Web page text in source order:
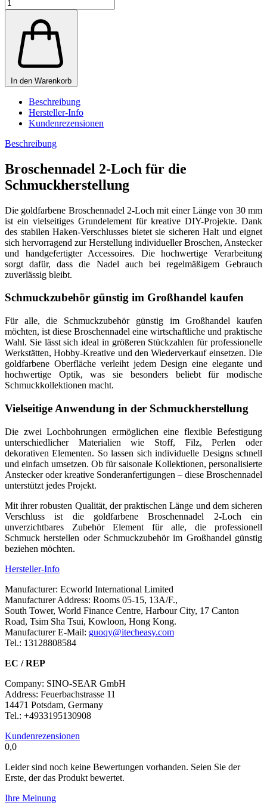
In den Warenkorb
Beschreibung
Hersteller-Info
Kundenrezensionen
Beschreibung
Broschennadel 2-Loch für die
Schmuckherstellung
Die goldfarbene Broschennadel 2-Loch mit einer Länge von 30 mm
ist ein vielseitiges Grundelement für kreative DIY-Projekte. Dank
des stabilen Haken-Verschlusses bietet sie sicheren Halt und eignet
sich hervorragend zur Herstellung individueller Broschen, Anstecker
und handgefertigter Accessoires. Die hochwertige Verarbeitung
sorgt dafür, dass die Nadel auch bei regelmäßigem Gebrauch
zuverlässig bleibt.
Schmuckzubehör günstig im Großhandel kaufen
Für alle, die Schmuckzubehör günstig im Großhandel kaufen
möchten, ist diese Broschennadel eine wirtschaftliche und praktische
Wahl. Sie lässt sich ideal in größeren Stückzahlen für professionelle
Werkstätten, Hobby-Kreative und den Wiederverkauf einsetzen. Die
goldfarbene Oberfläche verleiht jedem Design eine elegante und
hochwertige Optik, was sie besonders beliebt für modische
Schmuckkollektionen macht.
Vielseitige Anwendung in der Schmuckherstellung
Die zwei Lochbohrungen ermöglichen eine flexible Befestigung
unterschiedlicher Materialien wie Stoff, Filz, Perlen oder
dekorativen Elementen. So lassen sich individuelle Designs schnell
und einfach umsetzen. Ob für saisonale Kollektionen, personalisierte
Anstecker oder kreative Sonderanfertigungen – diese Broschennadel
unterstützt jedes Projekt.
Mit ihrer robusten Qualität, der praktischen Länge und dem sicheren
Verschluss ist die goldfarbene Broschennadel 2-Loch ein
unverzichtbares Zubehör Element für alle, die professionell
Schmuck herstellen oder Schmuckzubehör im Großhandel günstig
beziehen möchten.
Hersteller-Info
Manufacturer: Ecworld International Limited
Manufacturer Address: Rooms 05-15, 13A/F.,
South Tower, World Finance Centre, Harbour City, 17 Canton
Road, Tsim Sha Tsui, Kowloon, Hong Kong.
Manufacturer E-Mail: guoqy@itecheasy.com
Tel.: 13128808584
EC / REP
Company: SINO-SEAR GmbH
Address: Feuerbachstrasse 11
14471 Potsdam, Germany
Tel.: +4933195130908
Kundenrezensionen
0,0
Leider sind noch keine Bewertungen vorhanden. Seien Sie der
Erste, der das Produkt bewertet.
Ihre Meinung